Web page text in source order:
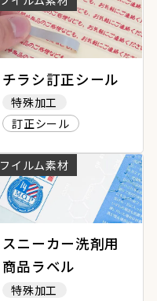
チラシ訂正シール
特殊加工
訂正シール
フイルム素材
スニーカー洗剤用
商品ラベル
特殊加工